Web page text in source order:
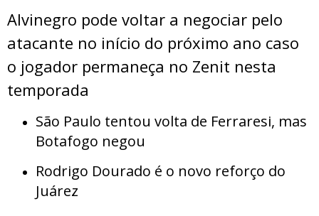
Alvinegro pode voltar a negociar pelo
atacante no início do próximo ano caso
o jogador permaneça no Zenit nesta
temporada
São Paulo tentou volta de Ferraresi, mas
Botafogo negou
Rodrigo Dourado é o novo reforço do
Juárez